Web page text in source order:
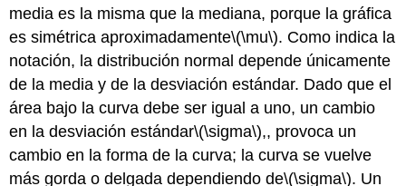
media es la misma que la mediana, porque la gráfica
es simétrica aproximadamente\(\mu\). Como indica la
notación, la distribución normal depende únicamente
de la media y de la desviación estándar. Dado que el
área bajo la curva debe ser igual a uno, un cambio
en la desviación estándar\(\sigma\),, provoca un
cambio en la forma de la curva; la curva se vuelve
más gorda o delgada dependiendo de\(\sigma\). Un